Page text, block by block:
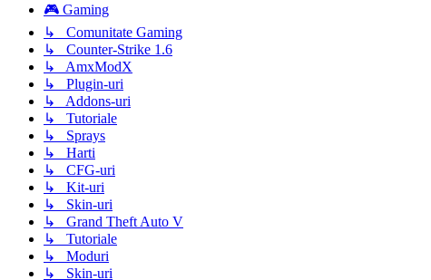
🎮 Gaming
↳ Comunitate Gaming
↳ Counter-Strike 1.6
↳ AmxModX
↳ Plugin-uri
↳ Addons-uri
↳ Tutoriale
↳ Sprays
↳ Harti
↳ CFG-uri
↳ Kit-uri
↳ Skin-uri
↳ Grand Theft Auto V
↳ Tutoriale
↳ Moduri
↳ Skin-uri